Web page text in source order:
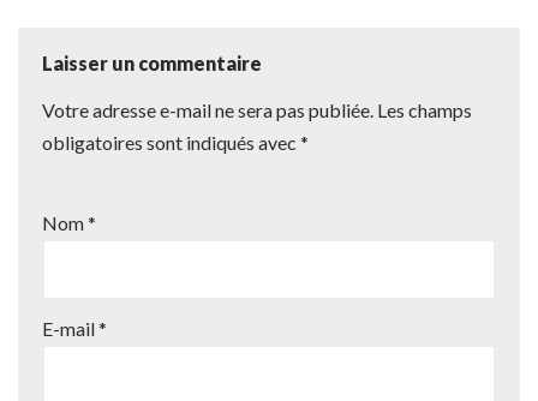
Laisser un commentaire
Votre adresse e-mail ne sera pas publiée. Les champs
obligatoires sont indiqués avec *
Nom*
E-mail*